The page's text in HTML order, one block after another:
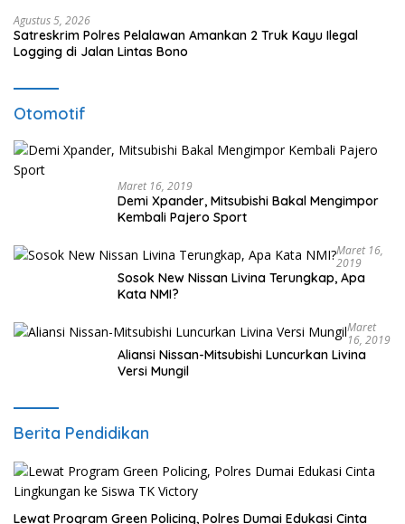
Agustus 5, 2026
Satreskrim Polres Pelalawan Amankan 2 Truk Kayu Ilegal
Logging di Jalan Lintas Bono
Otomotif
Maret 16, 2019
Demi Xpander, Mitsubishi Bakal Mengimpor
Kembali Pajero Sport
Maret 16,
2019
Sosok New Nissan Livina Terungkap, Apa
Kata NMI?
Maret
16, 2019
Aliansi Nissan-Mitsubishi Luncurkan Livina
Versi Mungil
Berita Pendidikan
Lewat Program Green Policing, Polres Dumai Edukasi Cinta